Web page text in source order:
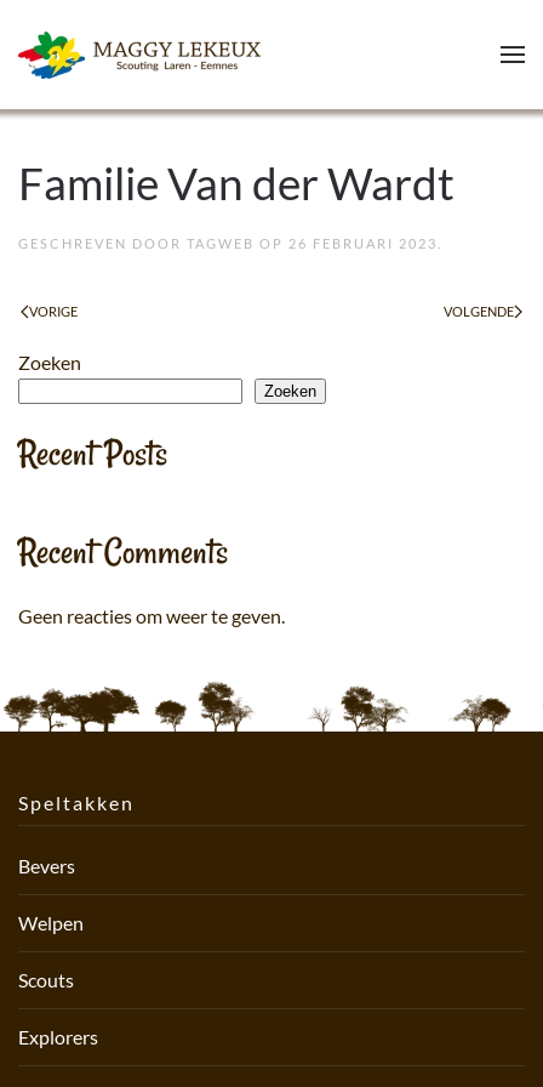
Skip to main content
Familie Van der Wardt
GESCHREVEN DOOR TAGWEB OP 26 FEBRUARI 2023
VORIGE VOLGENDE
Zoeken
Zoeken
Recent Posts
Recent Comments
Geen reacties om weer te geven.
Speltakken
Bevers
Welpen
Scouts
Explorers